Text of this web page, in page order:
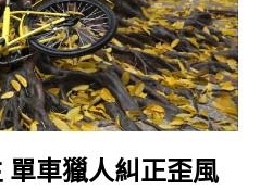
車獵人糾正歪風